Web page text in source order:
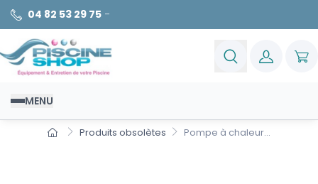
04 82 53 29 75 -
MENU
Produits obsolètes Pompe à chaleur...